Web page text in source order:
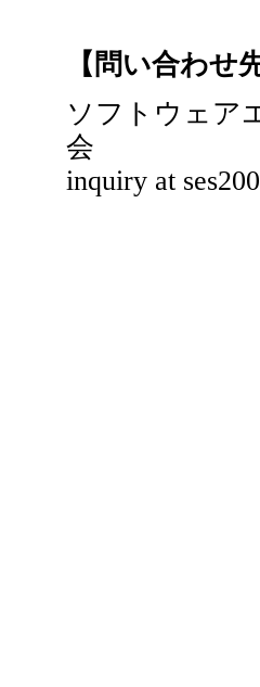
【問い合わせ
ソフトウェア
会
inquiry at